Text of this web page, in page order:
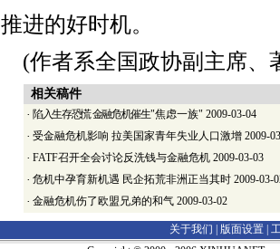
推进的好时机。
(作者系全国政协副主席、
相关稿件
· 陷入生存恐慌 金融危机催生"焦虑一族"2009-03-04
· 受金融危机影响 拉美国家青年失业人口激增 2009-
· FATF召开全会讨论反洗钱与金融危机 2009-03-03
· 危机中孕育新机遇 民企拓荒非洲正当其时 2009-03-
· 金融危机伤了欧盟兄弟的和气 2009-03-02
关于我们 | 版面设置